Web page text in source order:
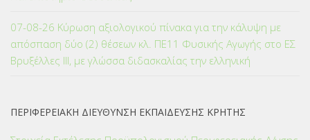
07-08-26 Κύρωση αξιολογικού πίνακα για την κάλυψη με
απόσπαση δύο (2) θέσεων κλ. ΠΕ11 Φυσικής Αγωγής στο ΕΣ
Βρυξέλλες ΙΙΙ, με γλώσσα διδασκαλίας την ελληνική
ΠΕΡΙΦΕΡΕΙΑΚΗ ΔΙΕΥΘΥΝΣΗ ΕΚΠΑΙΔΕΥΣΗΣ ΚΡΗΤΗΣ